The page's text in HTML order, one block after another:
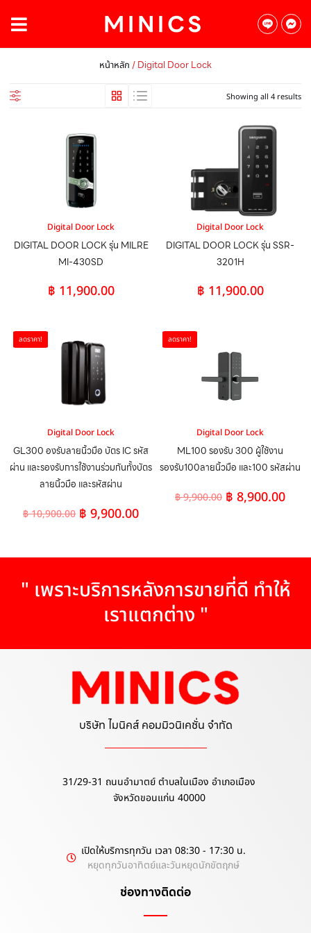
หน้าหลัก / Digital Door Lock
Showing all 4 results
Digital Door Lock
DIGITAL DOOR LOCK รุ่น MILRE
MI-430SD
฿ 11,900.00
Digital Door Lock
DIGITAL DOOR LOCK รุ่น SSR-
3201H
฿ 11,900.00
ลดราคา!
Digital Door Lock
GL300 องรับลายนิ้วมือ บัตร IC รหัส
ผ่าน และรองรับการใช้งานร่วมกันทั้งบัตร
ลายนิ้วมือ และรหัสผ่าน
฿10,900.00 ฿ 9,900.00
ลดราคา!
Digital Door Lock
ML100 รองรับ 300 ผู้ใช้งาน
รองรับ100ลายนิ้วมือ และ100 รหัสผ่าน
฿9,900.00 ฿ 8,900.00
" เพราะบริการหลังการขายที่ดี ทำให้
เราแตกต่าง "
บริษัท ไมนิคส์ คอมมิวนิเคชั่น จำกัด
31/29-31 ถนนอำมาตย์ ตำบลในเมือง อำเภอเมือง
จังหวัดขอนแก่น 40000
เปิดให้บริการทุกวัน เวลา 08:30 - 17:30 น.
หยุดทุกวันอาทิตย์และวันหยุดนักขัตฤกษ์
ช่องทางติดต่อ